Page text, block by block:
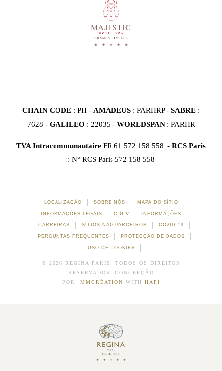
CHAIN CODE : PH - AMADEUS : PARHRP - SABRE :
7628 - GALILEO : 22035 - WORLDSPAN : PARHR
TVA Intracommunautaire FR 61 572 158 558 - RCS Paris
: N° RCS Paris 572 158 558
LOCALIZAÇÃO SOBRE NÓS MAPA DO SÍTIO
INFORMAÇÕES LEGAIS C.G.V INFORMAÇÕES
CARREIRAS SÍTIOS NÃO PARCEIROS COVID-19
PERGUNTAS FREQUENTES PROTECÇÃO DE DADOS
USO DE COOKIES
© 2026 REGINA PARIS. TODOS OS DIREITOS
RESERVADOS. CONCEPÇÃO
POR MMCRÉATION WITH HAPI